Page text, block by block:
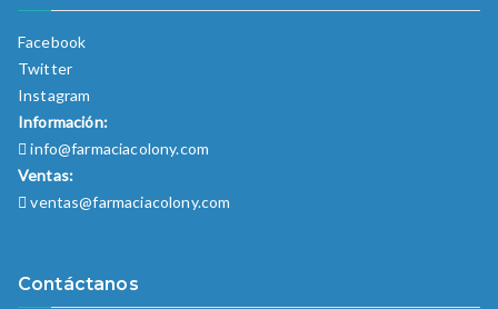
Facebook
Twitter
Instagram
Información:
info@farmaciacolony.com
Ventas:
ventas@farmaciacolony.com
Contáctanos